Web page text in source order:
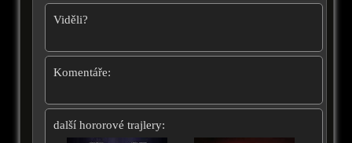
Viděli?
Komentáře:
další hororové trajlery: